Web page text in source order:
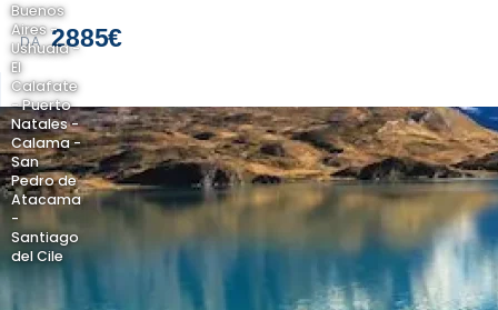
DA 2885€
Buenos
Aires -
Ushuaia -
El
Calafate
- Puerto
Natales -
Calama -
San
Pedro de
Atacama
-
Santiago
del Cile